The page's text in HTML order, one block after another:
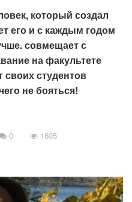
который создал
его и с каждым годом
совмещает с
на факультете
своих студентов
не бояться!
0 1605